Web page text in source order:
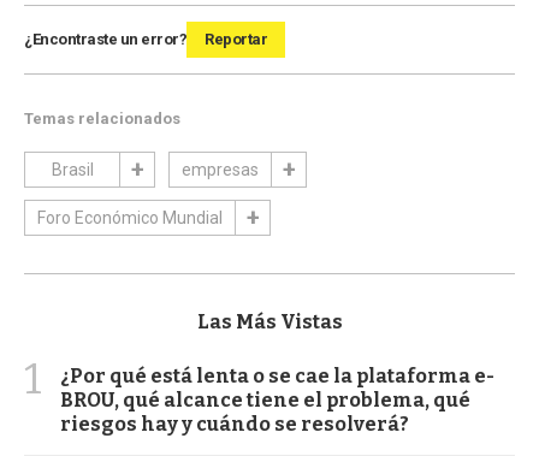
¿Encontraste un error? Reportar
Temas relacionados
Brasil empresas
Foro Económico Mundial
Las Más Vistas
1
¿Por qué está lenta o se cae la plataforma e-
BROU, qué alcance tiene el problema, qué
riesgos hay y cuándo se resolverá?